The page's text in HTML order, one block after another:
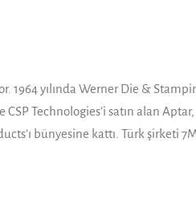
yılında Werner Die &
CSP Technologies’i satın alan
bünyesine kattı. Türk şirketi